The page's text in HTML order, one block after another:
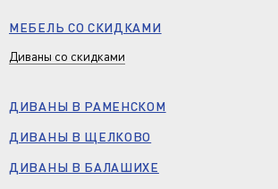
МЕБЕЛЬ СО СКИДКАМИ
Диваны со скидками
ДИВАНЫ В РАМЕНСКОМ
ДИВАНЫ В ЩЕЛКОВО
ДИВАНЫ В БАЛАШИХЕ